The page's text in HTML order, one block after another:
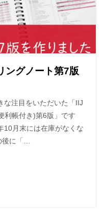
ングノート第7版
な注目をいただいた「IIJ
利帳付き)第6版」です
10月末には在庫がなくな
後に「…